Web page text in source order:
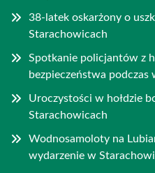
38-latek oskarżony o
Starachowicach
Spotkanie policjantów z
bezpieczeństwa podczas
Uroczystości w hołdzie
Starachowicach
Wodnosamoloty na
wydarzenie w